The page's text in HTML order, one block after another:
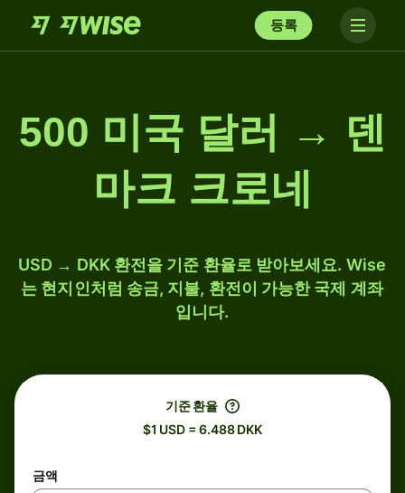
등록
500 미국 달러 → 덴
마크 크로네
USD → DKK 환전을 기준 환율로 받아보세요. Wise
는 현지인처럼 송금, 지불, 환전이 가능한 국제 계좌
입니다.
기준 환율
$1 USD = 6.488 DKK
금액